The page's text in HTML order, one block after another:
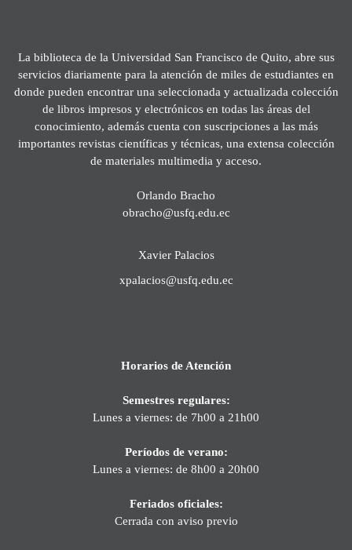
La biblioteca de la Universidad San Francisco de Quito, abre sus
servicios diariamente para la atención de miles de estudiantes en
donde pueden encontrar una seleccionada y actualizada colección
de libros impresos y electrónicos en todas las áreas del
conocimiento, además cuenta con suscripciones a las más
importantes revistas científicas y técnicas, una extensa colección
de materiales multimedia y acceso.
Orlando Bracho
obracho@usfq.edu.ec
Xavier Palacios
xpalacios@usfq.edu.ec
Horarios de Atención
Semestres regulares:
Lunes a viernes: de 7h00 a 21h00
Períodos de verano:
Lunes a viernes: de 8h00 a 20h00
Feriados oficiales:
Cerrada con aviso previo